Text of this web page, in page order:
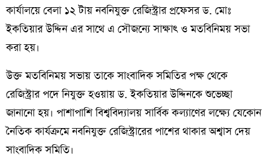
কার্যালয়ে বেলা ১২ টায় নবনিযুক্ত রেজিস্ট্রার প্রফেসর ড. মোঃ
ইকতিয়ার উদ্দিন এর সাথে এ সৌজন্যে সাক্ষাৎ ও মতবিনিময় সভা
করা হয়।
উক্ত মতবিনিময় সভায় তাকে সাংবাদিক সমিতির পক্ষ থেকে
রেজিস্ট্রার পদে নিযুক্ত হওয়ায় ড. ইকতিয়ার উদ্দিনকে শুভেচ্ছা
জানানো হয়। পাশাপাশি বিশ্ববিদ্যালয় সার্বিক কল্যাণের লক্ষ্যে যেকোন
নৈতিক কার্যক্রমে নবনিযুক্ত রেজিস্ট্রারের পাশের থাকার অশ্বাস দেয়
সাংবাদিক সমিতি।